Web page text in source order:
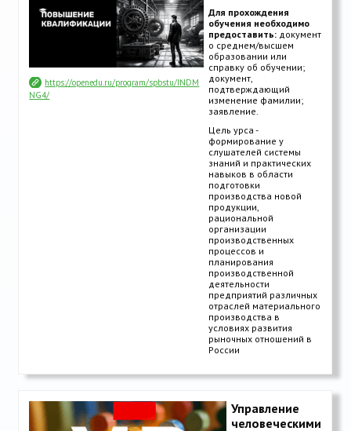
https://openedu.ru/program/spbstu/INDM
NG4/
Для прохождения
обучения необходимо
предоставить: документ
о среднем/высшем
образовании или
справку об обучении;
документ,
подтверждающий
изменение фамилии;
заявление.
Цель урса -
формирование у
слушателей системы
знаний и практических
навыков в области
подготовки
производства новой
продукции,
рациональной
организации
производственных
процессов и
планирования
производственной
деятельности
предприятий различных
отраслей материального
производства в
условиях развития
рыночных отношений в
России
Управление
человеческими